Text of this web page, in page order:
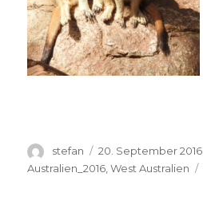
Autor
stefan
Veröffentlicht
am
20. September 2016
Australien_2016 ,West Australien